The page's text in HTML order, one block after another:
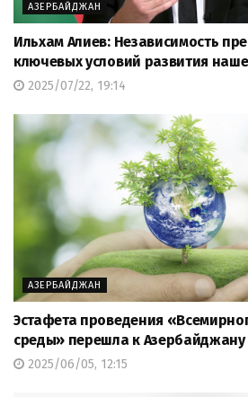
АЗЕРБАЙДЖАН
Ильхам Алиев: Независимость
ключевых условий развития
2025/07/22, 19:14
АЗЕРБАЙДЖАН
Эстафета проведения
среды» перешла к Азербайджану
2025/06/05, 12:15